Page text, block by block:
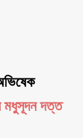
মধুসূদন দত্ত